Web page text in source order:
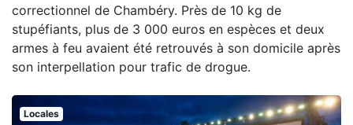
correctionnel de Chambéry. Près de 10 kg de
stupéfiants, plus de 3 000 euros en espèces et deux
armes à feu avaient été retrouvés à son domicile après
son interpellation pour trafic de drogue.
Locales